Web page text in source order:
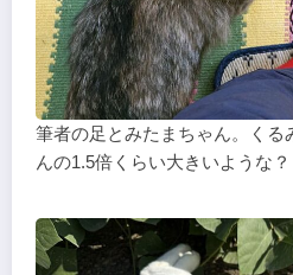
筆者の足とみたまちゃん。くる
んの1.5倍くらい大きいような？